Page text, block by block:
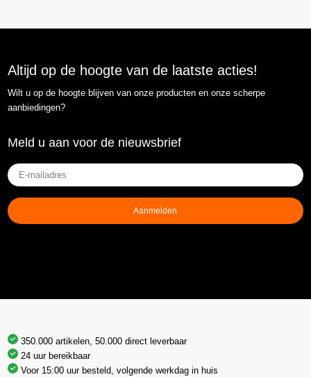
Altijd op de hoogte van de laatste acties!
Wilt u op de hoogte blijven van onze producten en onze scherpe
aanbiedingen?
Meld u aan voor de nieuwsbrief
E-
mailadres(Vereist)
Aanmelden
350.000 artikelen, 50.000 direct leverbaar
24 uur bereikbaar
Voor 15:00 uur besteld, volgende werkdag in huis